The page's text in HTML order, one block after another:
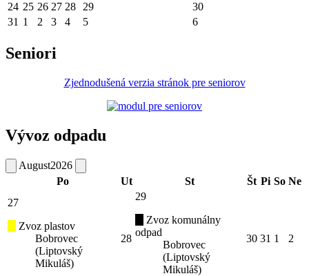
24 25 26 27 28 29
30
31 1 2 3 4 5 6
Seniori
Zjednodušená verzia stránok pre seniorov
Vývoz odpadu
August2026
Po
Ut St Št Pi So Ne
27
Zvoz plastov
Bobrovec
(Liptovský
Mikuláš)
28
29
Zvoz komunálny
odpad
Bobrovec
(Liptovský
Mikuláš)
30 31 1 2